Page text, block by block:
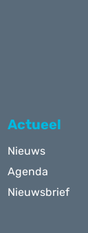
Actueel
Nieuws
Agenda
Nieuwsbrief